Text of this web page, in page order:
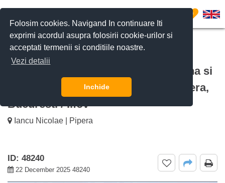
Folosim cookies. Navigand In continuare Iti
exprimi acordul asupra folosirii cookie-urilor si
acceptati termenii si conditiile noastre.
Vezi detalii
Inchide
0
De inchiriat vila 12 camere cu piscina si
curte privata de peste 1,000 mp Pipera,
Bucuresti / Ilfov
Iancu Nicolae | Pipera
ID: 48240
22 December 2025 48240
CERE DETALII SUNĂ-NE